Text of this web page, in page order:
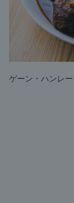
ゲーン・ハンレー